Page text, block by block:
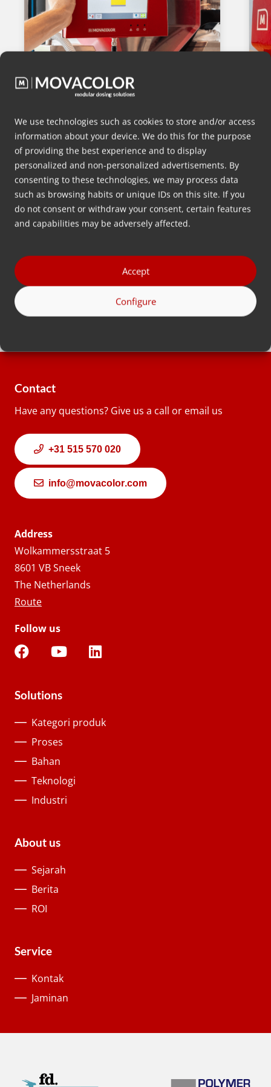
We use technologies such as cookies to store and/or access
information about your device. We do this for the purpose
of providing the best experience and to display
personalized and non-personalized advertisements. By
consenting to these technologies, we may process data
such as browsing habits or unique IDs on this site. If you
do not consent or withdraw your consent, certain features
and capabilities may be adversely affected.
Accept
Configure
Memperkenalkan Portable
Touch Screen Controller kami
dengan Basic Recipe Mode.
Pada Q1 tahun 2024, kami
meluncurkan Portable Touchscreen
Controller (PTC) baru dengan Basic
Recipe Mode (BRM) sebagai fitur
perangkat lunak baru untuk PTC dan
TC. Dalam artikel ini, kami akan…
Contact
Have any questions? Give us a call or email us
+31 515 570 020
info@movacolor.com
Address
Wolkammersstraat 5
8601 VB Sneek
The Netherlands
Route
Follow us
Solutions
Kategori produk
Proses
Bahan
Teknologi
Industri
About us
Sejarah
Berita
ROI
Service
Kontak
Jaminan